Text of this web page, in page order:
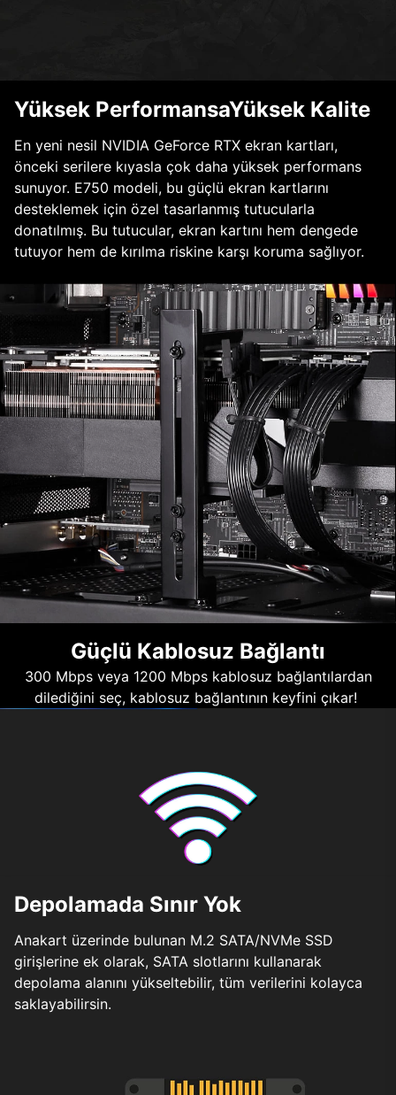
Yüksek PerformansaYüksek Kalite
En yeni nesil NVIDIA GeForce RTX ekran kartları,
önceki serilere kıyasla çok daha yüksek performans
sunuyor. E750 modeli, bu güçlü ekran kartlarını
desteklemek için özel tasarlanmış tutucularla
donatılmış. Bu tutucular, ekran kartını hem dengede
tutuyor hem de kırılma riskine karşı koruma sağlıyor.
Güçlü Kablosuz Bağlantı
300 Mbps veya 1200 Mbps kablosuz bağlantılardan
dilediğini seç, kablosuz bağlantının keyfini çıkar!
Depolamada Sınır Yok
Anakart üzerinde bulunan M.2 SATA/NVMe SSD
girişlerine ek olarak, SATA slotlarını kullanarak
depolama alanını yükseltebilir, tüm verilerini kolayca
saklayabilirsin.